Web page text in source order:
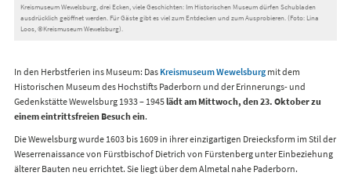
Kreismuseum Wewelsburg, drei Ecken, viele Geschichten: Im Historischen Museum dürfen Schubladen
ausdrücklich geöffnet werden. Für Gäste gibt es viel zum Entdecken und zum Ausprobieren. (Foto: Lina
Loos, ©Kreismuseum Wewelsburg).
In den Herbstferien ins Museum: Das Kreismuseum Wewelsburgmit dem
Historischen Museum des Hochstifts Paderborn und der Erinnerungs- und
Gedenkstätte Wewelsburg 1933 – 1945lädt am Mittwoch, den 23. Oktober zu
einem eintrittsfreien Besuch ein.
Die Wewelsburg wurde 1603 bis 1609 in ihrer einzigartigen Dreiecksform im Stil der
Weserrenaissance von Fürstbischof Dietrich von Fürstenberg unter Einbeziehung
älterer Bauten neu errichtet. Sie liegt über dem Almetal nahe Paderborn.